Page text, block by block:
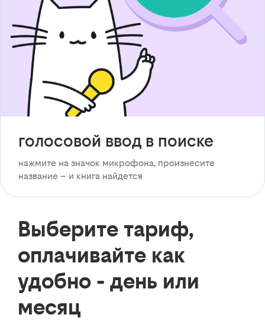
голосовой ввод в поиске
нажмите на значок микрофона, произнесите
название – и книга найдется
Выберите тариф,
оплачивайте как
удобно - день или
месяц